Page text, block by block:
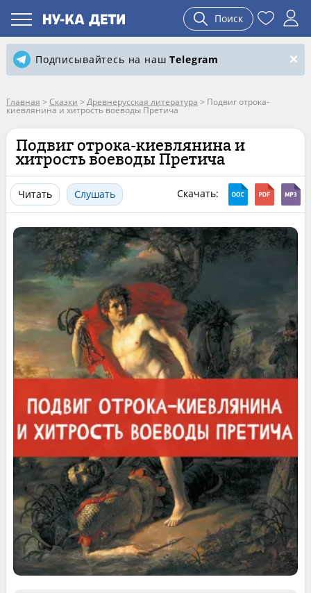
Поиск
Подписывайтесь на нашTelegram
Главная > Сказки > Древнерусская литература > Подвиг отрока-
киевлянина и хитрость воеводы Претича
Подвиг отрока-киевлянина и
хитрость воеводы Претича
Читать Слушать Скачать: